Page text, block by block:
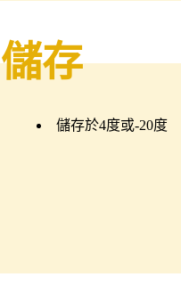
儲存
儲存於4度或-20度